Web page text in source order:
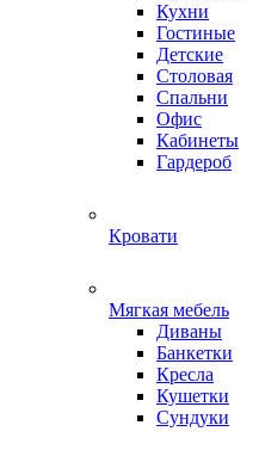
Кухни
Гостиные
Детские
Столовая
Спальни
Офис
Кабинеты
Гардероб
Кровати
Мягкая мебель
Диваны
Банкетки
Кресла
Кушетки
Сундуки